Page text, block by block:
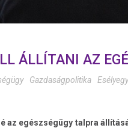
ÁLLÍTANI AZ
Gazdaságpolitika
az egészségügy talpra